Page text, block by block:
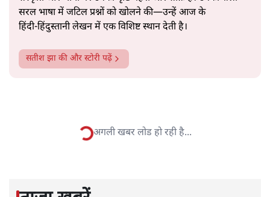
सत्य हिन्दी ऐपडाउनलोडकरें
विश्लेषणात्मक और मानवीय स्वरों में से एक हैं। शिक्षा, समाज,